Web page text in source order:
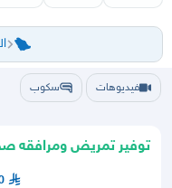
الرياض
فيديوهات سكوب
توفير تمريض ومرافقه